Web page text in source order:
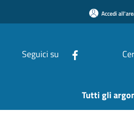
Accedi
Seguici su
Tutti gli